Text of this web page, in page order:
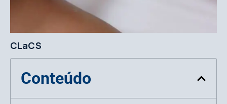
CLaCS
Conteúdo